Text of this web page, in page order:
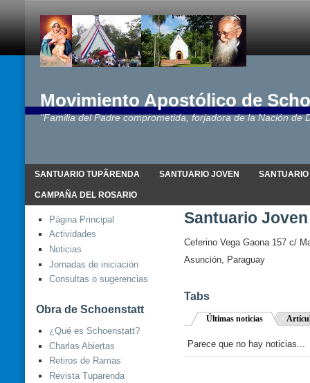
Movimiento Apostólico de
"Familia del Padre comprometida, forjadora de la Nación de
SANTUARIO TUPÃRENDA SANTUARIO JOVEN
CAMPAÑA DEL ROSARIO
Página Principal
Actividades
Noticias
Jornadas de iniciación
Consultas o sugerencias
Obra de Schoenstatt
¿Qué es Schoenstatt?
Charlas Abiertas
Retiros de Ramas
Revista Tuparenda
Santuario Joven
Ceferino Vega Gaona 157 c/
Asunción, Paraguay
Tabs
Últimas noticias
Parece que no hay noticias...